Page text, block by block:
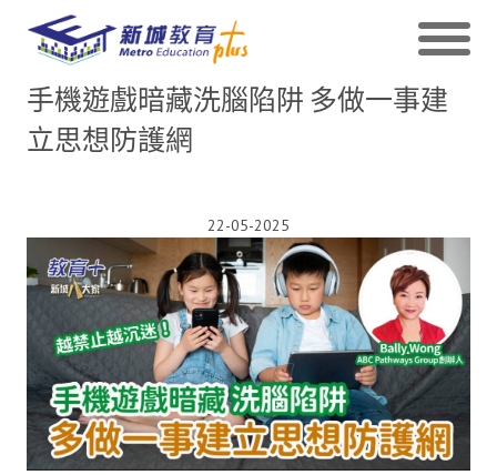
手機遊戲暗藏洗腦陷阱 多做一事建
立思想防護網
22-05-2025